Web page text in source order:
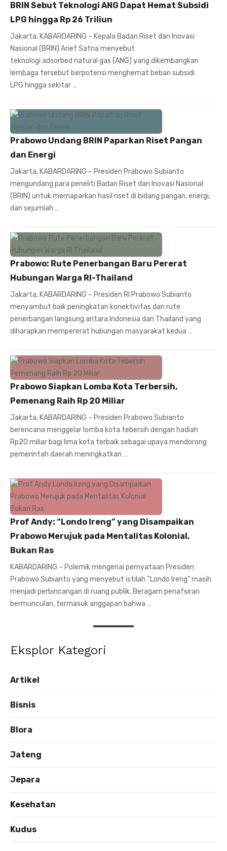
BRIN Sebut Teknologi ANG Dapat Hemat Subsidi
LPG hingga Rp 26 Triliun
Jakarta, KABARDARING – Kepala Badan Riset dan Inovasi
Nasional (BRIN) Arief Satria menyebut
teknologi adsorbed natural gas (ANG) yang dikembangkan
lembaga tersebut berpotensi menghemat beban subsidi
LPG hingga sekitar …
Prabowo Undang BRIN Paparkan Riset Pangan
dan Energi
Jakarta, KABARDARING – Presiden Prabowo Subianto
mengundang para peneliti Badan Riset dan Inovasi Nasional
(BRIN) untuk memaparkan hasil riset di bidang pangan, energi,
dan sejumlah …
Prabowo: Rute Penerbangan Baru Pererat
Hubungan Warga RI-Thailand
Jakarta, KABARDARING – Presiden RI Prabowo Subianto
menyambut baik peningkatan konektivitas dan rute
penerbangan langsung antara Indonesia dan Thailand yang
diharapkan mempererat hubungan masyarakat kedua …
Prabowo Siapkan Lomba Kota Terbersih,
Pemenang Raih Rp 20 Miliar
Jakarta, KABARDARING – Presiden Prabowo Subianto
berencana menggelar lomba kota tebersih dengan hadiah
Rp20 miliar bagi lima kota terbaik sebagai upaya mendorong
pemerintah daerah meningkatkan …
Prof Andy: “Londo Ireng” yang Disampaikan
Prabowo Merujuk pada Mentalitas Kolonial,
Bukan Ras
KABARDARING – Polemik mengenai pernyataan Presiden
Prabowo Subianto yang menyebut istilah “Londo Ireng” masih
menjadi perbincangan di ruang publik. Beragam penafsiran
bermunculan, termasuk anggapan bahwa …
Eksplor Kategori
Artikel
Bisnis
Blora
Jateng
Jepara
Kesehatan
Kudus